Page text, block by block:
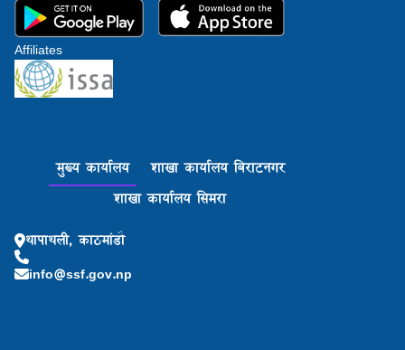
Affiliates
मुख्य कार्यालय
शाखा कार्यालय बिराटनगर
शाखा कार्यालय सिमरा
थापाथली, काठमांडौ
info@ssf.gov.np